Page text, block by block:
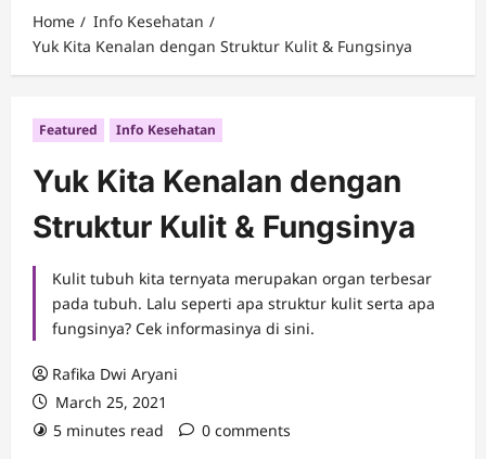
Home
Info Kesehatan
Yuk Kita Kenalan dengan Struktur Kulit & Fungsinya
Featured Info Kesehatan
Yuk Kita Kenalan dengan
Struktur Kulit & Fungsinya
Kulit tubuh kita ternyata merupakan organ terbesar
pada tubuh. Lalu seperti apa struktur kulit serta apa
fungsinya? Cek informasinya di sini.
Rafika Dwi Aryani
March 25, 2021
5 minutes read
0 comments